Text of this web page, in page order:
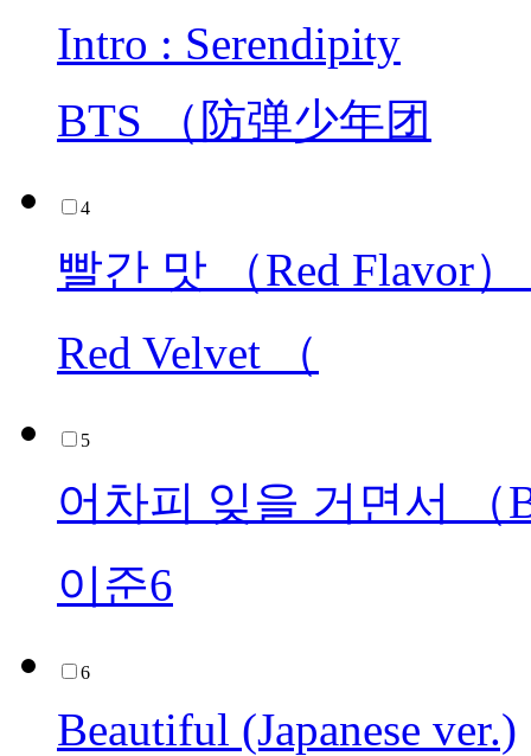
Intro : Serendipity
BTS （防弹少年团
4
빨간 맛 （Red Flavor
Red Velvet （
5
어차피 잊을 거면서 （
이준6
6
Beautiful (Japanese ver.)